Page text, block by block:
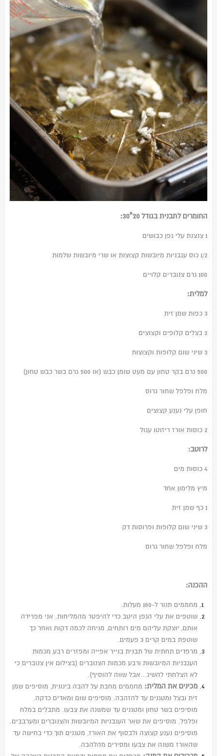
החומרים לתבנית בגודל 20*30:
1 צנצנת עלי גפן כבושים
1/2 כוס עגבניות מיובשות קצוצות או שרי מיובשות שלמות
100 גרם צנוברים קלויים
למלית:
3 כפות שמן זית
2 בצלים קלופים וקצוצים
3 שיני שום קלופות וקצוצות
500 גרם בקר טחון עם מעט שומן כבש (או 500 גרם בשר כבש טחון)
מלח ופלפל שחור גרוס
חופן עלי נענע קצוצים
2 כוסות אורז ריזוטו עגול
לרוטב:
4 כוסות מים
מיץ מלימון אחד
1 כף שמן זית
3 שיני שום קלופות ופרוסות דק
מלח ופלפל שחור גרוס
ההכנה:
מחממים תנור ל-180 מעלות.
שוטפים את עלי הגפן היטב כדי להיפטר מהמליחות. אני מפרידה
אותם, יוצקת עליהם מים רותחים, מניחה לכמה דקות ואחר כך
שוטפת במים קרים 3 פעמים.
מרפדים תחתית של תבנית בנייר אפייה ומפזרים רבע מכמות
העגבניות המיובשות ורבע מכמות הצנוברים (בצילום אין צנוברים כי
לא הצלחתי להשיג…אבל שווה להוסיף).
מכינים את המלית: מחממים מחבת על להבה בינונית, מוסיפים שמן
זית ובצל ומטגנים עד להזהבה. מוסיפים שום ומאדים כדקה.
מוסיפים בשר טחון ומטגנים עד שמשנה את צבעו. מתבלים במלח
ופלפל. מוסיפים את שאר העגבניות המיובשות והצנוברים ומערבבים.
מוסיפים נענע קצוצה ולבסוף את האורז, מטגנים תוך כדי בחישה עד
שהאורז משנה את צבעו ומסירים מהלהבה.